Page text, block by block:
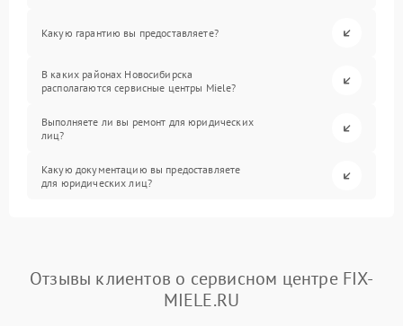
Какую гарантию вы предоставляете?
В каких районах Новосибирска
располагаются сервисные центры Miele?
Выполняете ли вы ремонт для юридических
лиц?
Какую документацию вы предоставляете
для юридических лиц?
Отзывы клиентов о сервисном центре FIX-
MIELE.RU